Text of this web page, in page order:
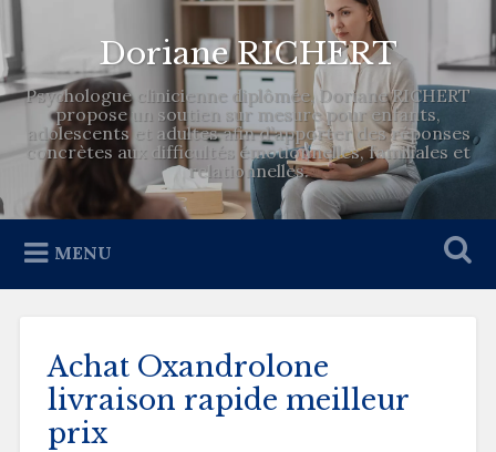
Doriane RICHERT
Psychologue clinicienne diplômée, Doriane RICHERT
propose un soutien sur mesure pour enfants,
adolescents et adultes afin d’apporter des réponses
concrètes aux difficultés émotionnelles, familiales et
relationnelles.
MENU
Achat Oxandrolone
livraison rapide meilleur
prix